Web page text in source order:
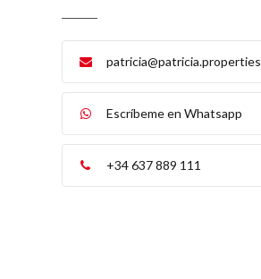
patricia@patricia.properties
Escríbeme en Whatsapp
+34 637 889 111